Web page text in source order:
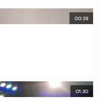
00:39
01:30